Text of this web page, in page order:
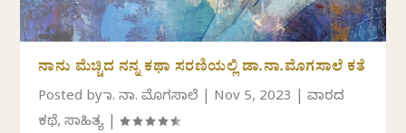
ನಾನು ಮೆಚ್ಚಿದ ನನ್ನ ಕಥಾ ಸರಣಿಯಲ್ಲಿ ಡಾ.ನಾ.ಮೊಗಸಾಲೆ ಕತೆ
Posted byಡಾ. ನಾ. ಮೊಗಸಾಲೆ Nov 5, 2023 |ವಾರದ
ಕಥೆ,ಸಾಹಿತ್ಯ |